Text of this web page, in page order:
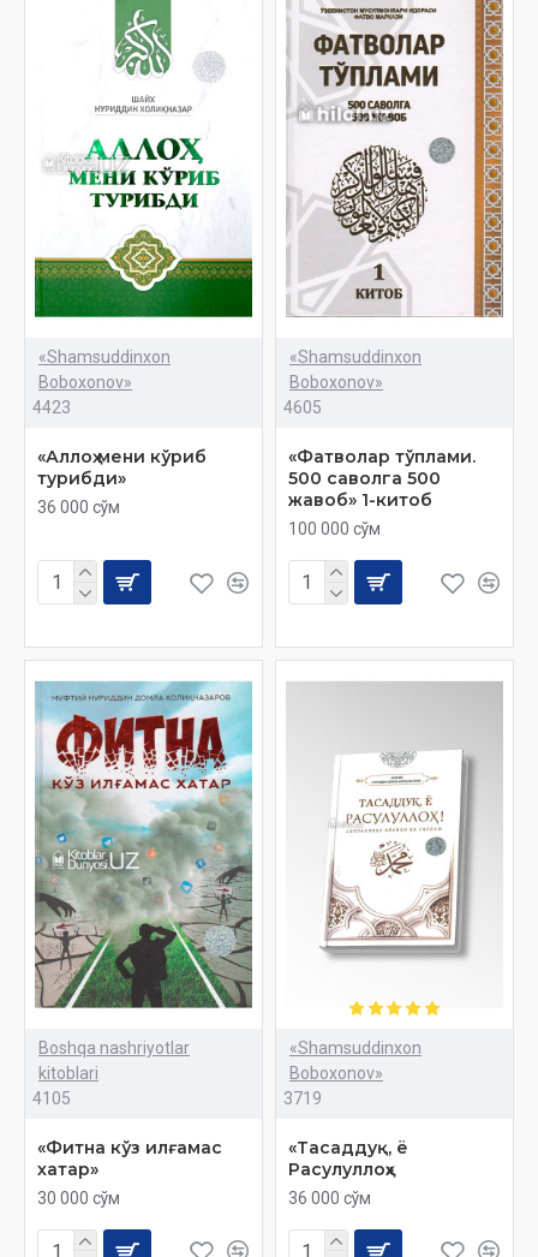
«Shamsuddinxon
Boboxonov»
4423
«Аллоҳ мени кўриб
турибди»
36 000 сўм
«Shamsuddinxon
Boboxonov»
4605
«Фатволар тўплами.
500 саволга 500
жавоб» 1-китоб
100 000 сўм
Boshqa nashriyotlar
kitoblari
4105
«Фитна кўз илғамас
хатар»
30 000 сўм
«Shamsuddinxon
Boboxonov»
3719
«Тасаддуқ, ё
Расулуллоҳ»
36 000 сўм